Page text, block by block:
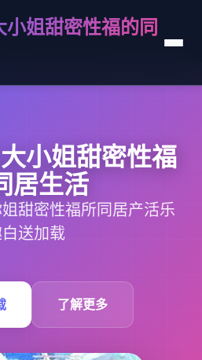
姐甜密性福的同
小姐甜密性福
居生活
甜密性福所同居产活乐
送加载
了解更多